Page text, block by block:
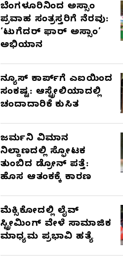
ಬೆಂಗಳೂರಿನಿಂದ ಅಸ್ಸಾಂ
ಪ್ರವಾಹ ಸಂತ್ರಸ್ತರಿಗೆ ನೆರವು:
‘ಟುಗೆದರ್ ಫಾರ್ ಅಸ್ಸಾಂ’
ಅಭಿಯಾನ
ನ್ಯೂಸ್ ಕಾರ್ಪ್‌ಗೆ ಎಐಯಿಂದ
ಸಂಕಷ್ಟ: ಆಸ್ಟ್ರೇಲಿಯಾದಲ್ಲಿ
ಚಂದಾದಾರಿಕೆ ಕುಸಿತ
ಜರ್ಮನಿ ವಿಮಾನ
ನಿಲ್ದಾಣದಲ್ಲಿ ಸ್ಫೋಟಕ
ತುಂಬಿದ ಡ್ರೋನ್ ಪತ್ತೆ:
ಹೊಸ ಆತಂಕಕ್ಕೆ ಕಾರಣ
ಮೆಕ್ಸಿಕೋದಲ್ಲಿ ಲೈವ್
ಸ್ಟ್ರೀಮಿಂಗ್ ವೇಳೆ ಸಾಮಾಜಿಕ
ಮಾಧ್ಯಮ ಪ್ರಭಾವಿ ಹತ್ಯೆ